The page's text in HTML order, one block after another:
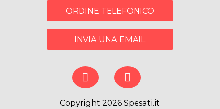
ORDINE TELEFONICO
INVIA UNA EMAIL
Copyright 2026 Spesati.it